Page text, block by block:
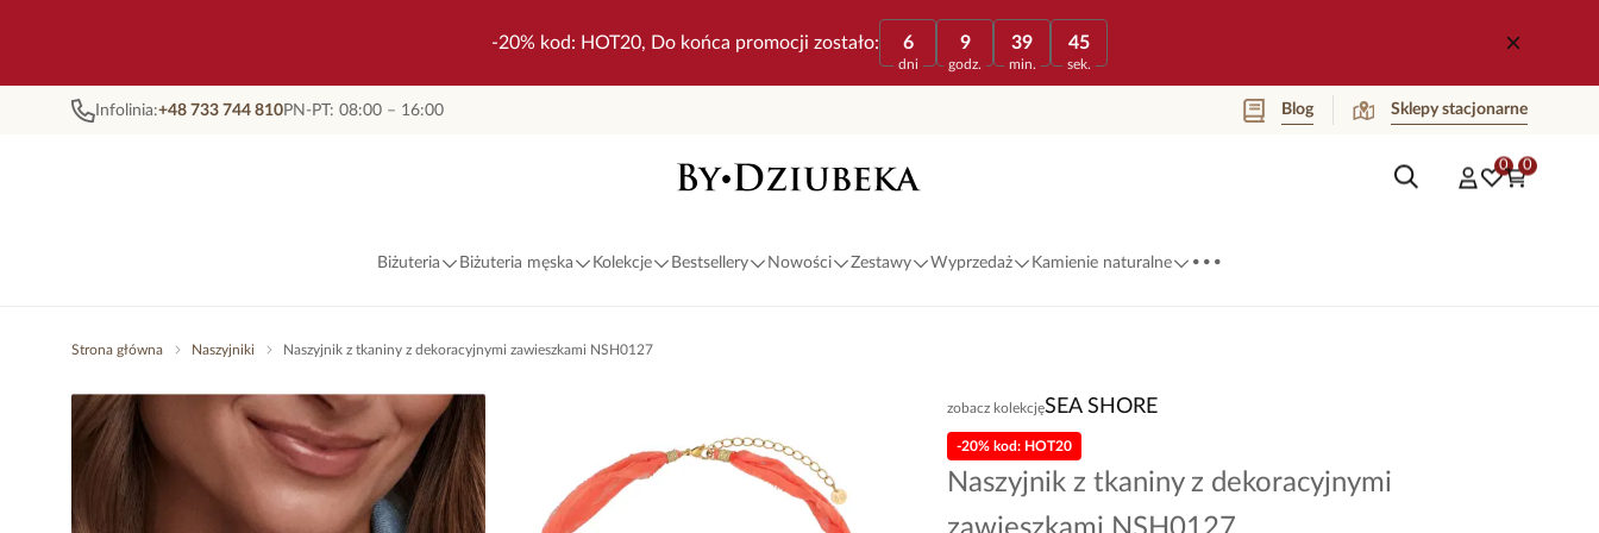
-20% kod: HOT20, Do końca promocji zostało: 6
dni
9
godz.
39
min.
45
sek.
Infolinia:+48 733 744 810PN-PT: 08:00 – 16:00 Blog Sklepy stacjonarne
0 0
Biżuteria Biżuteria męska Kolekcje Bestsellery Nowości Zestawy Wyprzedaż Kamienie naturalne ...
Strona główna Naszyjniki Naszyjnik z tkaniny z dekoracyjnymi zawieszkami NSH0127
zobacz kolekcjęSEA SHORE
Naszyjnik z tkaniny z dekoracyjnymi
-20% kod: HOT20